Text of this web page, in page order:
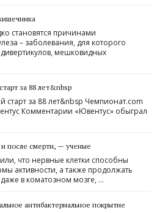
становятся причинами
– заболевания, для которого
мешковидных
за 88 лет&nbsp
старт за 88 лет&nbsp Чемпионат.com
Комментарии «Ювентус» обыграл
и после смерти, — ученые
что нервные клетки способны
активности, а также продолжать
в коматозном мозге, …
антибактериальное покрытие